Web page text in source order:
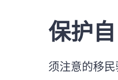
保护
须注意的移